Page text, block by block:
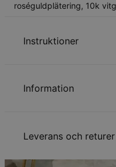
roséguldplätering, 10k
Instruktioner
Klicka här
Läs om vår
Information
Kedjetyp
Stil / Kollektion
Leverans och returer
Din beställning kommer